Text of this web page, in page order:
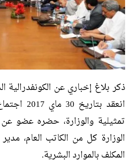
ذكر بلاغ إخباري عن الكونفدرالية
انعقد
تمثيلية والوزارة، حضره عضو
الوزارة كل من الكاتب العام،
المكلف بالموارد البشرية.